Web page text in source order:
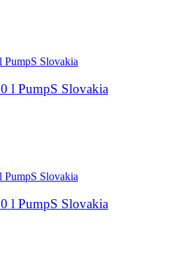
l PumpS Slovakia
l PumpS Slovakia